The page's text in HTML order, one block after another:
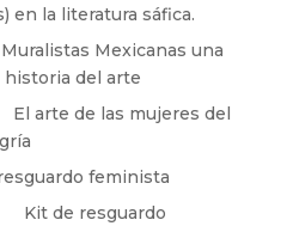
en la literatura sáfica.
Mexicanas una
del arte
El arte de las mujeres del
feminista
Kit de resguardo